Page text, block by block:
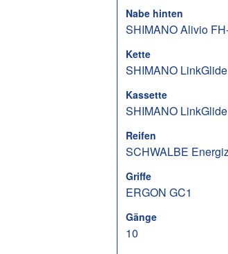
Nabe hinten
SHIMANO Alivio
Kette
SHIMANO
Kassette
SHIMANO
Reifen
SCHWALBE
Griffe
ERGON GC1
Gänge
10